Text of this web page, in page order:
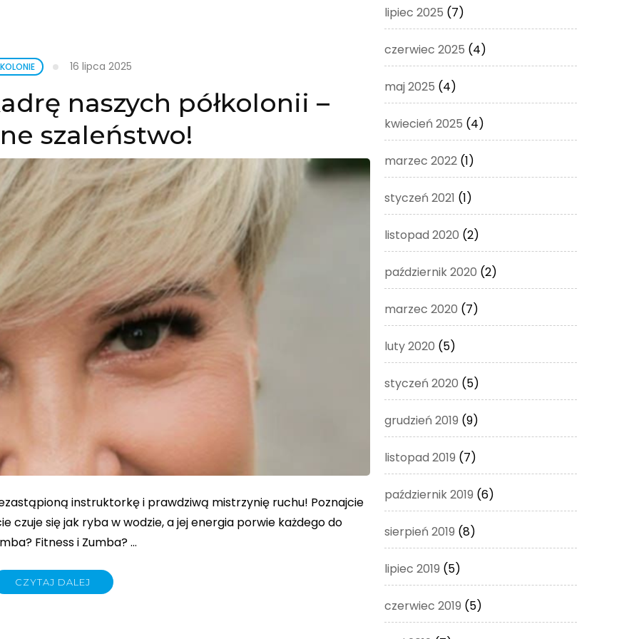
16 lipca 2025
naszych półkolonii –
szaleństwo!
instruktorkę i prawdziwą mistrzynię ruchu! Poznajcie
czuje się jak ryba w wodzie, a jej energia porwie każdego do
Fitness i Zumba? …
CZYTAJ DALEJ
lipiec 2025 (7)
czerwiec 2025 (4)
maj 2025 (4)
kwiecień 2025 (4)
marzec 2022 (1)
styczeń 2021 (1)
listopad 2020 (2)
październik 2020 (2)
marzec 2020 (7)
luty 2020 (5)
styczeń 2020 (5)
grudzień 2019 (9)
listopad 2019 (7)
październik 2019 (6)
sierpień 2019 (8)
lipiec 2019 (5)
czerwiec 2019 (5)